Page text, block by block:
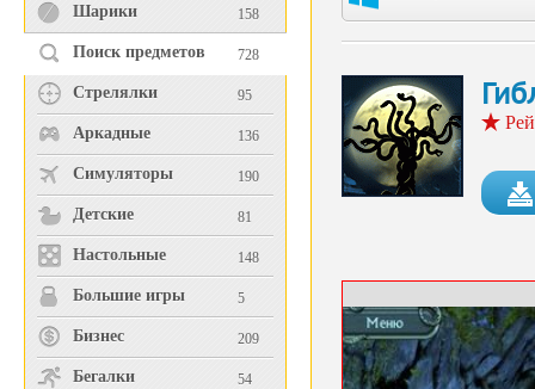
Шарики 158
Поиск предметов 728
Стрелялки 95
Аркадные 136
Симуляторы 190
Детские 81
Настольные 148
Большие игры 5
Бизнес 209
Бегалки 54